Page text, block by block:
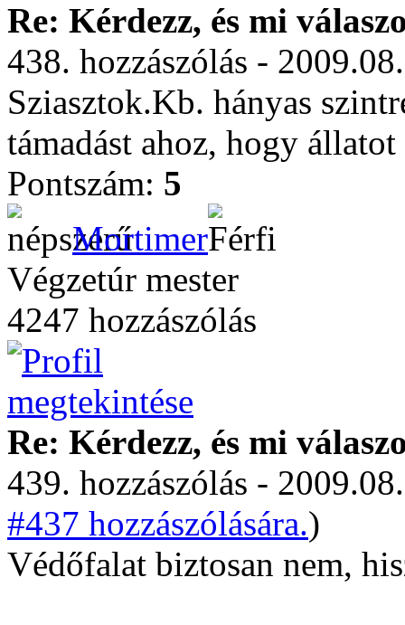
Re: Kérdezz, és mi
438. hozzászólás -
Sziasztok.Kb. hányas
támadást ahoz, hogy
Pontszám: 5
Mortimer
Végzetúr mester
4247 hozzászólás
Re: Kérdezz, és mi
439. hozzászólás -
#437 hozzászólására.)
Védőfalat biztosan nem,